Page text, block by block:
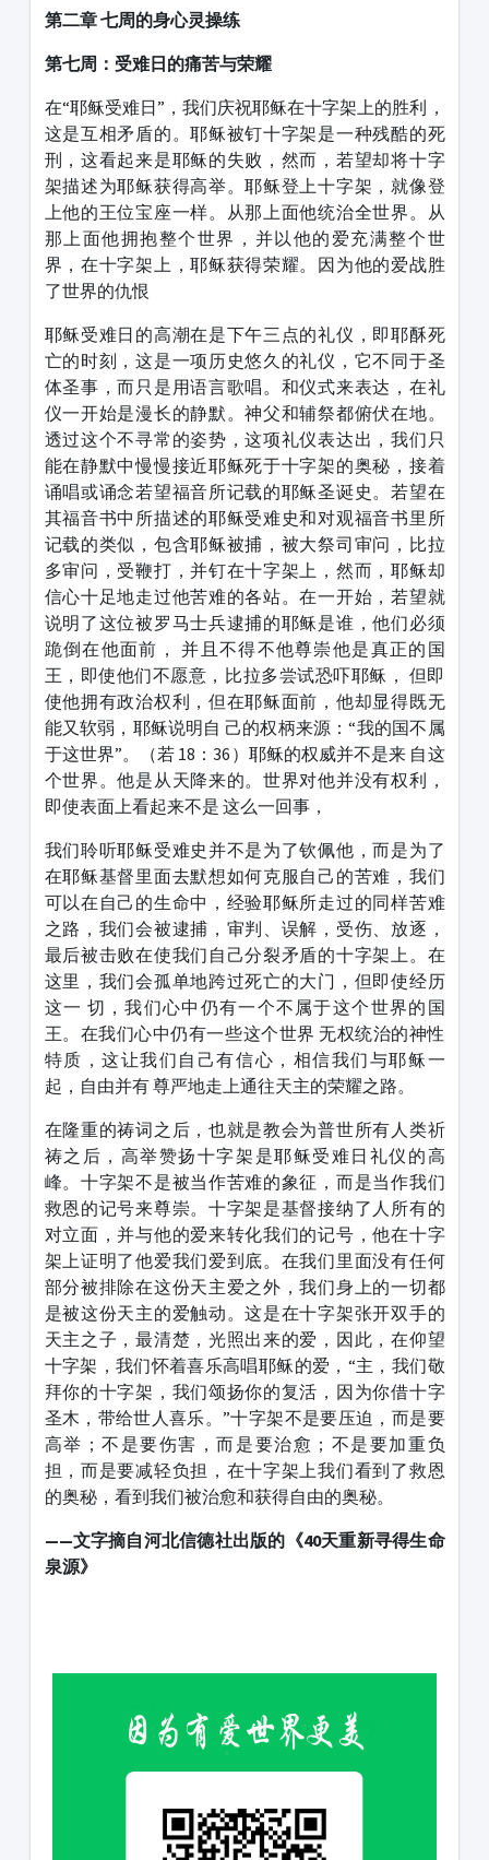
第二章 七周的身心灵操练
第七周： 受难日的痛苦与荣耀
在“耶稣受难日”，我们庆祝耶稣在十字架上的胜利，
这是互相矛盾的。耶稣被钉十字架是一种残酷的死
刑，这看起来是耶稣的失败，然而，若望却将十字
架描述为耶稣获得高举。耶稣登上十字架，就像登
上他的王位宝座一样。从那上面他统治全世界。从
那上面他拥抱整个世界，并以他的爱充满整个世
界，在十字架上，耶稣获得荣耀。因为他的爱战胜
了世界的仇恨
耶稣受难日的高潮在是下午三点的礼仪，即耶酥死
亡的时刻，这是一项历史悠久的礼仪，它不同于圣
体圣事，而只是用语言歌唱。和仪式来表达，在礼
仪一开始是漫长的静默。神父和辅祭都俯伏在地。
透过这个不寻常的姿势，这项礼仪表达出，我们只
能在静默中慢慢接近耶稣死于十字架的奥秘，接着
诵唱或诵念若望福音所记载的耶稣圣诞史。若望在
其福音书中所描述的耶稣受难史和对观福音书里所
记载的类似，包含耶稣被捕，被大祭司审问，比拉
多审问，受鞭打，并钉在十字架上，然而，耶稣却
信心十足地走过他苦难的各站。在一开始，若望就
说明了这位被罗马士兵逮捕的耶稣是谁，他们必须
跪倒在他面前， 并且不得不他尊崇他是真正的国
王，即使他们不愿意，比拉多尝试恐吓耶稣， 但即
使他拥有政治权利，但在耶稣面前，他却显得既无
能又软弱，耶稣说明自 己的权柄来源：“我的国不属
于这世界”。（若 18：36）耶稣的权威并不是来 自这
个世界。他是从天降来的。世界对他并没有权利，
即使表面上看起来不是 这么一回事，
我们聆听耶稣受难史并不是为了钦佩他，而是为了
在耶稣基督里面去默想如何克服自己的苦难，我们
可以在自己的生命中，经验耶稣所走过的同样苦难
之路，我们会被逮捕，审判、误解，受伤、放逐，
最后被击败在使我们自己分裂矛盾的十字架上。在
这里，我们会孤单地跨过死亡的大门，但即使经历
这一 切，我们心中仍有一个不属于这个世界的国
王。在我们心中仍有一些这个世界 无权统治的神性
特质，这让我们自己有信心，相信我们与耶稣一
起，自由并有 尊严地走上通往天主的荣耀之路。
在隆重的祷词之后，也就是教会为普世所有人类祈
祷之后，高举赞扬十字架是耶稣受难日礼仪的高
峰。十字架不是被当作苦难的象征，而是当作我们
救恩的记号来尊崇。十字架是基督接纳了人所有的
对立面，并与他的爱来转化我们的记号，他在十字
架上证明了他爱我们爱到底。在我们里面没有任何
部分被排除在这份天主爱之外，我们身上的一切都
是被这份天主的爱触动。这是在十字架张开双手的
天主之子，最清楚，光照出来的爱，因此，在仰望
十字架，我们怀着喜乐高唱耶稣的爱，“主，我们敬
拜你的十字架，我们颂扬你的复活，因为你借十字
圣木，带给世人喜乐。”十字架不是要压迫，而是要
高举；不是要伤害，而是要治愈；不是要加重负
担，而是要减轻负担，在十字架上我们看到了救恩
的奥秘，看到我们被治愈和获得自由的奥秘。
——文字摘自河北信德社出版的《40天重新寻得生命
泉源》